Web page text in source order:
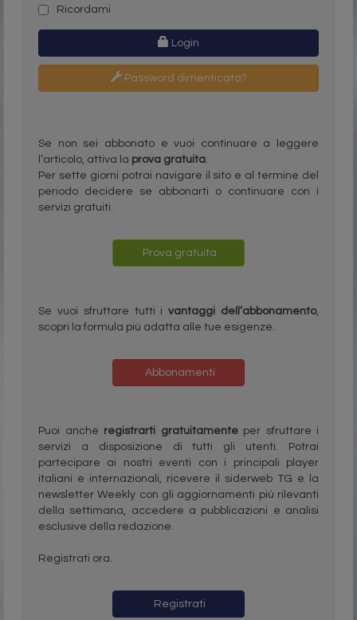
Ricordami
Login
Password dimenticata?
Se non sei abbonato e vuoi continuare a leggere
l’articolo, attiva la prova gratuita.
Per sette giorni potrai navigare il sito e al termine del
periodo decidere se abbonarti o continuare con i
servizi gratuiti.
Prova gratuita
Se vuoi sfruttare tutti ivantaggi dell’abbonamento,
scopri la formula più adatta alle tue esigenze.
Abbonamenti
Puoi anche registrarti gratuitamenteper sfruttare i
servizi a disposizione di tutti gli utenti. Potrai
partecipare ai nostri eventi con i principali player
italiani e internazionali, ricevere il siderweb TG e la
newsletter Weekly con gli aggiornamenti più rilevanti
della settimana, accedere a pubblicazioni e analisi
esclusive della redazione.
Registrati ora.
Registrati